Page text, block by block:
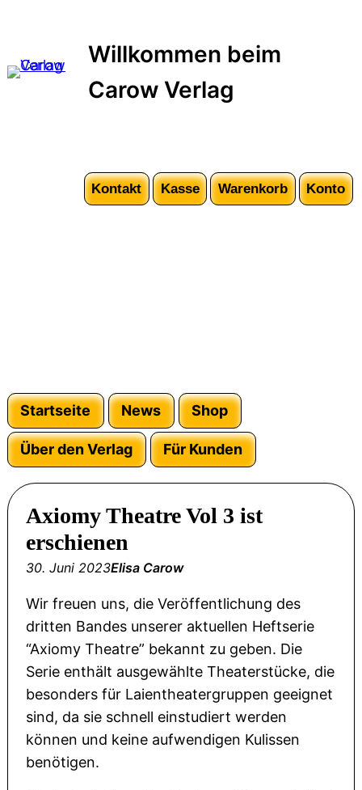
springen
Willkommen beim
Carow Verlag
Kontakt Kasse Warenkorb Konto
Startseite News Shop
Über den Verlag Für Kunden
Axiomy Theatre Vol 3 ist
erschienen
30. Juni 2023Elisa Carow
Wir freuen uns, die Veröffentlichung des
dritten Bandes unserer aktuellen Heftserie
“Axiomy Theatre” bekannt zu geben. Die
Serie enthält ausgewählte Theaterstücke, die
besonders für Laientheatergruppen geeignet
sind, da sie schnell einstudiert werden
können und keine aufwendigen Kulissen
benötigen.